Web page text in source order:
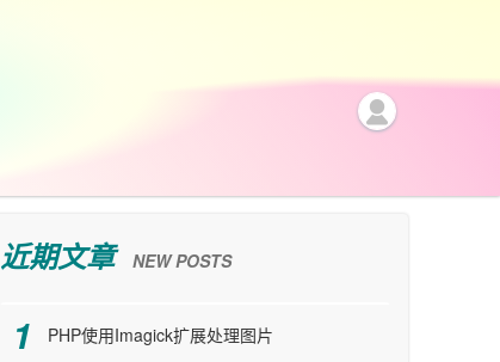
近期文章 NEW POSTS
PHP使用Imagick扩展处理图片